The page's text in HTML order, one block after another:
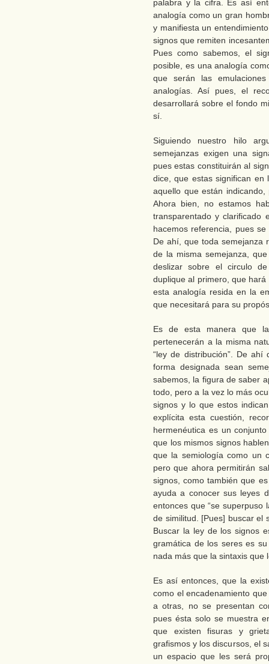
palabra y la cifra. Es así
analogía como un gran
y manifiesta un
signos que remiten
Pues como sabemos, el
posible, es una analogía
que serán las
analogías. Así pues, el
desarrollará sobre el fondo
sí.
Siguiendo nuestro hilo
semejanzas exigen una
pues estas constituirán al
dice, que estas significan
aquello que están
Ahora bien, no estamos
transparentado y clarificado
hacemos referencia, pues
De ahí, que toda semejanza
de la misma semejanza,
deslizar sobre el circulo
duplique al primero, que
esta analogía resida en la
que necesitará para su
Es de esta manera que
pertenecerán a la misma
“ley de distribución”. De
forma designada sean
sabemos, la figura de saber
todo, pero a la vez lo más
signos y lo que estos
explícita esta cuestión,
hermenéutica es un
que los mismos signos
que la semiología como un
pero que ahora permitirán
signos, como también que
ayuda a conocer sus leyes
entonces que “se
de similitud. [Pues] buscar el
Buscar la ley de los signos
gramática de los seres es
nada más que la sintaxis que
Es así entonces, que la
como el encadenamiento
a otras, no se presentan
pues ésta solo se muestra
que existen fisuras y
grafismos y los discursos, el
un espacio que les será